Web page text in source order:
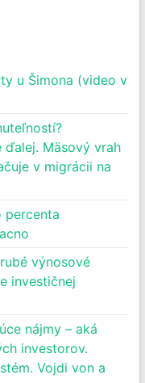
u Šimona (video v
ďalej. Mäsový vrah
v migrácii na
percenta
výnosové
investičnej
nájmy – aká
investorov.
Vojdi von a